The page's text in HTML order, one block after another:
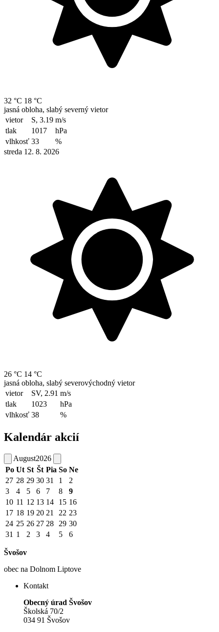
32 °C 18 °C
jasná obloha, slabý severný vietor
vietor
S, 3.19 m/s
tlak
1017
hPa
vlhkosť 33
%
streda 12. 8. 2026
26 °C 14 °C
jasná obloha, slabý severovýchodný vietor
vietor
SV, 2.91 m/s
tlak
1023
hPa
vlhkosť 38 %
Kalendár akcií
August2026
Po Ut St Št Pia So Ne
27 28 29 30 31 1
2
3
4 5 6 7 8
9
10 11 12 13 14 15 16
17 18 19 20 21 22 23
24 25 26 27 28 29 30
31 1 2 3 4 5 6
Švošov
obec na Dolnom Liptove
Kontakt
Obecný úrad Švošov
Školská 70/2
034 91 Švošov